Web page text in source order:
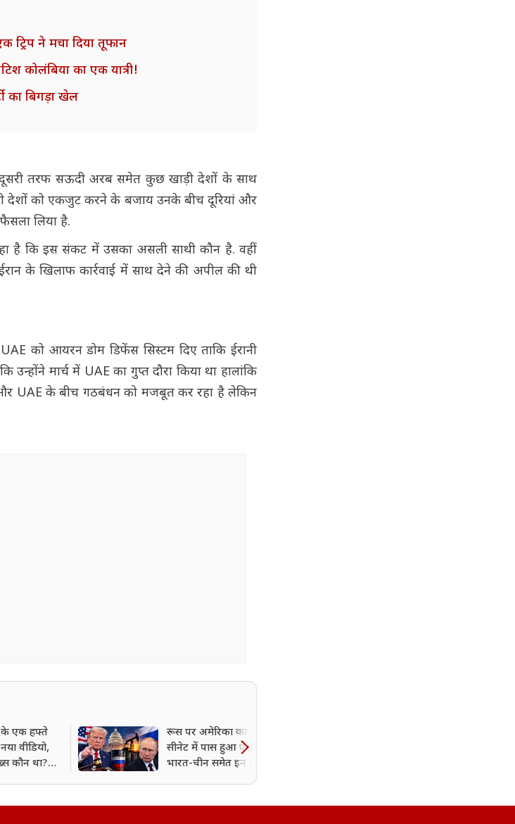
ट्रिप ने मचा दिया तूफान
कोलंबिया का एक यात्री!
का बिगड़ा खेल
तरफ सऊदी अरब समेत कुछ खाड़ी देशों के साथ
देशों को एकजुट करने के बजाय उनके बीच दूरियां और
लिया है.
है कि इस संकट में उसका असली साथी कौन है. वहीं
के खिलाफ कार्रवाई में साथ देने की अपील की थी
को आयरन डोम डिफेंस सिस्टम दिए ताकि ईरानी
उन्होंने मार्च में UAE का गुप्त दौरा किया था हालांकि
और UAE के बीच गठबंधन को मजबूत कर रहा है लेकिन
के एक हफ्ते
वीडियो,
कौन था?
रूस पर अमेरिका का बड़ा वार!
सीनेट में पास हुआ ऐसा बिल,
भारत-चीन समेत इन देशों पर बढ़